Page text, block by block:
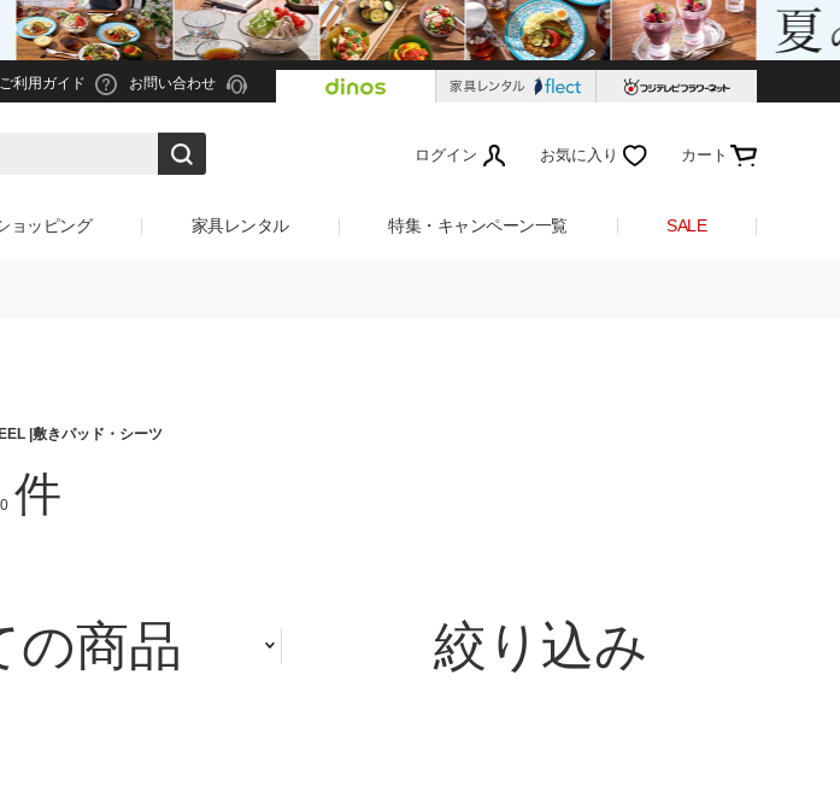
ご利用ガイド お問い合わせ
ログイン お気に入り カート
ョッピング 家具レンタル 特集・キャンペーン一覧 SALE
|敷きパッド・シーツ
0 件
の商品 絞り込み